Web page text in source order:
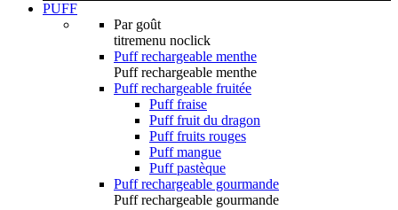
PUFF
Par goût
titremenu noclick
Puff rechargeable menthe
Puff rechargeable menthe
Puff rechargeable fruitée
Puff fraise
Puff fruit du dragon
Puff fruits rouges
Puff mangue
Puff pastèque
Puff rechargeable gourmande
Puff rechargeable gourmande